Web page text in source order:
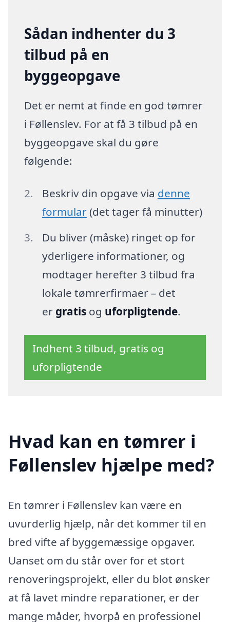
Sådan indhenter du 3
tilbud på en
byggeopgave
Det er nemt at finde en god tømrer
i Føllenslev. For at få 3 tilbud på en
byggeopgave skal du gøre
følgende:
Beskriv din opgave via denne
formular(det tager få minutter)
Du bliver (måske) ringet op for
yderligere informationer, og
modtager herefter 3 tilbud fra
lokale tømrerfirmaer – det
er gratisog uforpligtende.
Indhent 3 tilbud, gratis og
uforpligtende
Hvad kan en tømrer i
Føllenslev hjælpe med?
En tømrer i Føllenslev kan være en
uvurderlig hjælp, når det kommer til en
bred vifte af byggemæssige opgaver.
Uanset om du står over for et stort
renoveringsprojekt, eller du blot ønsker
at få lavet mindre reparationer, er der
mange måder, hvorpå en professionel